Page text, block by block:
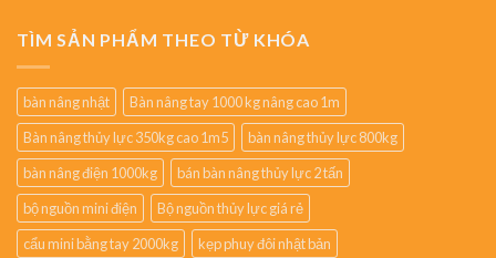
TÌM SẢN PHẨM THEO TỪ KHÓA
bàn nâng nhật
Bàn nâng tay 1000 kg nâng cao 1m
Bàn nâng thủy lực 350kg cao 1m5
bàn nâng thủy lực 800kg
bàn nâng điện 1000kg
bán bàn nâng thủy lực 2 tấn
bộ nguồn mini điện
Bộ nguồn thủy lực giá rẻ
cẩu mini bằng tay 2000kg
kẹp phuy đôi nhật bản